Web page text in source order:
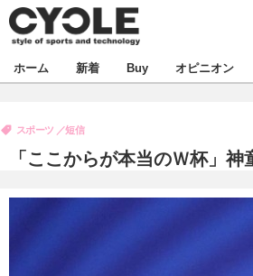
デバイス
ホーム 新着 Buy オピニオン
「ここからが本当のＷ杯」
スポーツ 短信